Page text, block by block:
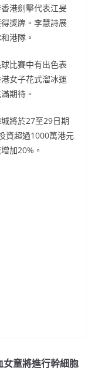
港劍擊代表江旻
獎牌。李慧詩展
港隊。
比賽中有出色表
女子花式溜冰運
期待。
將於27至29日期
資超過1000萬港元
加20%。
童將進行幹細胞